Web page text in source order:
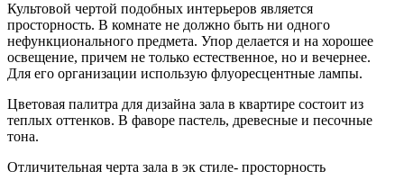
Культовой чертой подобных интерьеров является
просторность. В комнате не должно быть ни одного
нефункционального предмета. Упор делается и на хорошее
освещение, причем не только естественное, но и вечернее.
Для его организации использую флуоресцентные лампы.
Цветовая палитра для дизайна зала в квартире состоит из
теплых оттенков. В фаворе пастель, древесные и песочные
тона.
Отличительная черта зала в эк стиле- просторность